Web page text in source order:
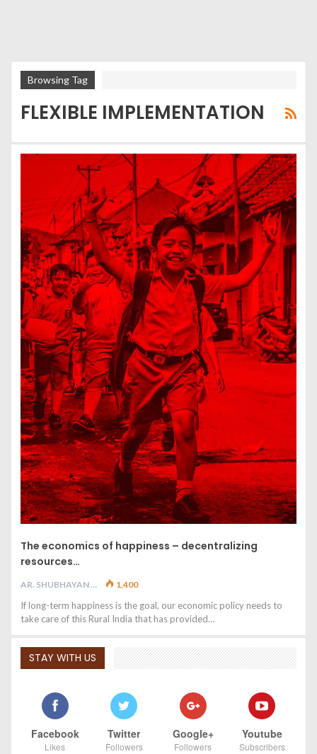
Browsing Tag
FLEXIBLE IMPLEMENTATION
The economics of happiness – decentralizing
resources…
AR. SHUBHAYAN M 1,400
If long-term happiness is the goal, our economic policy needs to
take care of this Rural India that has provided…
STAY WITH US
Facebook
Likes
Twitter
Followers
Google+
Followers
Youtube
Subscribers